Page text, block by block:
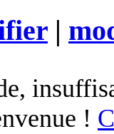
|
!